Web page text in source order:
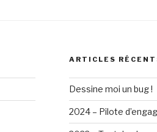
ARTICLES
Dessine moi un bug !
2024 – Pilote